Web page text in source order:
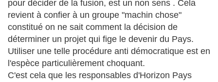
pour décider de la fusion, est un non sens . Cela
revient à confier à un groupe "machin chose"
constitué on ne sait comment la décision de
déterminer un projet qui fige le devenir du Pays.
Utiliser une telle procédure anti démocratique est en
l'espèce particulièrement choquant.
C'est cela que les responsables d'Horizon Pays